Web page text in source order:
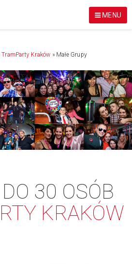
MENU
TramParty Kraków » Małe Grupy
30 OSÓB
KRAKÓW